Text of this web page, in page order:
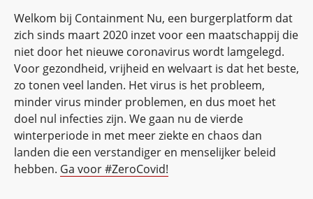
Over ons
Welkom bij Containment Nu, een burgerplatform dat
zich sinds maart 2020 inzet voor een maatschappij die
niet door het nieuwe coronavirus wordt lamgelegd.
Voor gezondheid, vrijheid en welvaart is dat het beste,
zo tonen veel landen. Het virus is het probleem,
minder virus minder problemen, en dus moet het
doel nul infecties zijn. We gaan nu de vierde
winterperiode in met meer ziekte en chaos dan
landen die een verstandiger en menselijker beleid
hebben. Ga voor #ZeroCovid!